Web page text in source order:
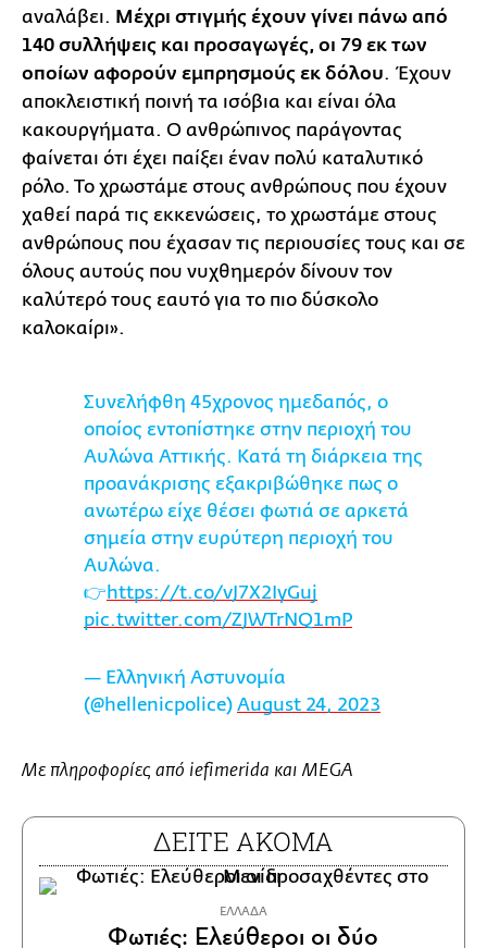
αναλάβει. Μέχρι στιγμής έχουν γίνει πάνω από
140 συλλήψεις και προσαγωγές, οι 79 εκ των
οποίων αφορούν εμπρησμούς εκ δόλου. Έχουν
αποκλειστική ποινή τα ισόβια και είναι όλα
κακουργήματα. Ο ανθρώπινος παράγοντας
φαίνεται ότι έχει παίξει έναν πολύ καταλυτικό
ρόλο. Το χρωστάμε στους ανθρώπους που έχουν
χαθεί παρά τις εκκενώσεις, το χρωστάμε στους
ανθρώπους που έχασαν τις περιουσίες τους και σε
όλους αυτούς που νυχθημερόν δίνουν τον
καλύτερό τους εαυτό για το πιο δύσκολο
καλοκαίρι».
Συνελήφθη 45χρονος ημεδαπός, ο
οποίος εντοπίστηκε στην περιοχή του
Αυλώνα Αττικής. Κατά τη διάρκεια της
προανάκρισης εξακριβώθηκε πως ο
ανωτέρω είχε θέσει φωτιά σε αρκετά
σημεία στην ευρύτερη περιοχή του
Αυλώνα.
👉 https://t.co/vJ7X2IyGuj
pic.twitter.com/ZJWTrNQ1mP
— Ελληνική Αστυνομία
(@hellenicpolice) August 24, 2023
Με πληροφορίες από iefimerida και MEGA
ΔΕΙΤΕ ΑΚΟΜΑ
ΕΛΛΑΔΑ
Φωτιές: Ελεύθεροι οι δύο